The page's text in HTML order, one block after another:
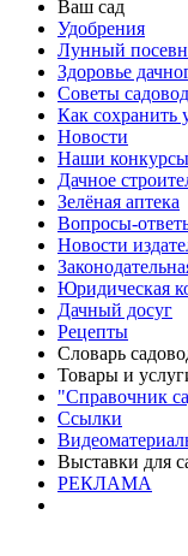
Ваш сад
Удобрения
Лунный
Здоровье
Советы
Как сохранить
Новости
Наши конкурсы
Дачное
Зелёная аптека
Вопросы-
Новости
Юридическая
Дачный досуг
Рецепты
Словарь
Товары и
"Справочник
Ссылки
Выставки для
РЕКЛАМА